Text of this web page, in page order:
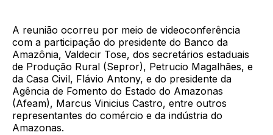
A reunião ocorreu por meio de videoconferência
com a participação do presidente do Banco da
Amazônia, Valdecir Tose, dos secretários estaduais
de Produção Rural (Sepror), Petrucio Magalhães, e
da Casa Civil, Flávio Antony, e do presidente da
Agência de Fomento do Estado do Amazonas
(Afeam), Marcus Vinicius Castro, entre outros
representantes do comércio e da indústria do
Amazonas.